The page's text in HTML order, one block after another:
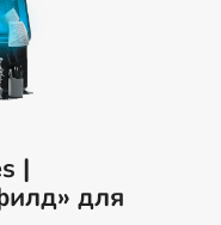
|
для